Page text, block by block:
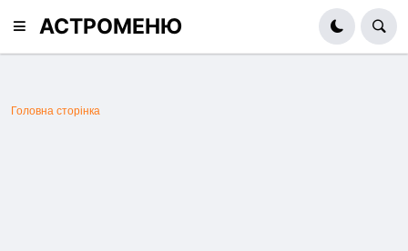
АСТРОМЕНЮ
Головна сторінка